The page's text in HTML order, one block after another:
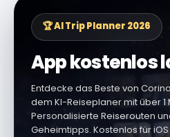
🏆 AI Trip Planner 2026
App kostenlos
Entdecke das Beste von
dem KI-Reiseplaner mit über 1
Personalisierte Reiserouten
Geheimtipps. Kostenlos für